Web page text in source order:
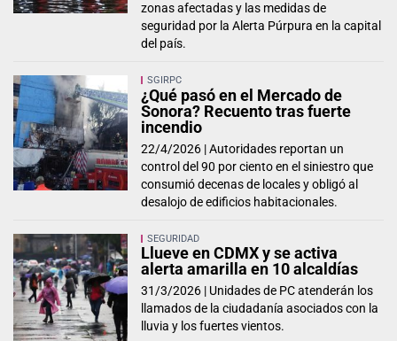
zonas afectadas y las medidas de
seguridad por la Alerta Púrpura en la capital
del país.
SGIRPC
¿Qué pasó en el Mercado de
Sonora? Recuento tras fuerte
incendio
22/4/2026 |Autoridades reportan un
control del 90 por ciento en el siniestro que
consumió decenas de locales y obligó al
desalojo de edificios habitacionales.
SEGURIDAD
Llueve en CDMX y se activa
alerta amarilla en 10 alcaldías
31/3/2026 | Unidades de PC atenderán los
llamados de la ciudadanía asociados con la
lluvia y los fuertes vientos.